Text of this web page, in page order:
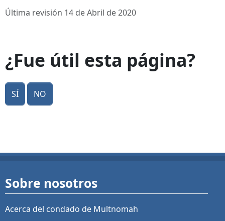
Última revisión 14 de Abril de 2020
¿Fue útil esta página?
Sí No
Sobre nosotros
Acerca del condado de Multnomah